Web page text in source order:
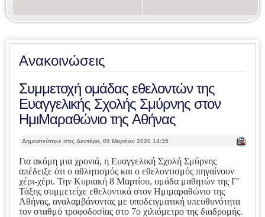
Ανακοινώσεις
Συμμετοχή ομάδας εθελοντών της
Ευαγγελικής Σχολής Σμύρνης στον
ΗμιΜαραθώνιο της Αθήνας
| Ε
Δημοσιεύτηκε στις Δευτέρα, 09 Μαρτίου 2026 14:35
Για ακόμη μια χρονιά, η Ευαγγελική Σχολή Σμύρνης
απέδειξε ότι ο αθλητισμός και ο εθελοντισμός πηγαίνουν
χέρι-χέρι. Την Κυριακή 8 Μαρτίου, ομάδα μαθητών της Γ’
Τάξης συμμετείχε εθελοντικά στον Ημιμαραθώνιο της
Αθήνας, αναλαμβάνοντας με υποδειγματική υπευθυνότητα
τον σταθμό τροφοδοσίας στο 7ο χιλιόμετρο της διαδρομής.